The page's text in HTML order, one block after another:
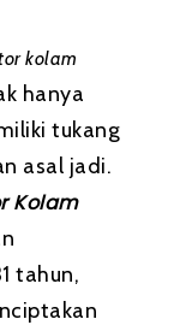
kolam
hanya
tukang
asal jadi.
Kolam
tahun,